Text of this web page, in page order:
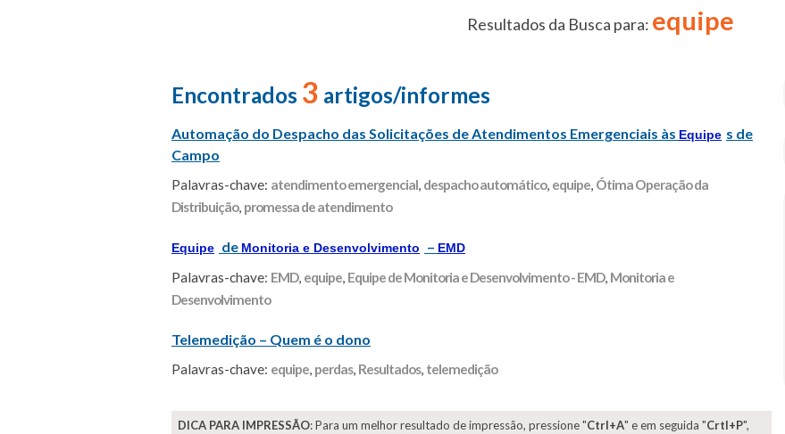
Resultados da Busca para: equipe
Encontrados 3 artigos/informes
Automação do Despacho das Solicitações de Atendimentos Emergenciais às Equipe s de
Campo
Palavras-chave: atendimento emergencial, despacho automático, equipe, Ótima Operação da
Distribuição, promessa de atendimento
Equipe de Monitoria e Desenvolvimento – EMD
Palavras-chave: EMD, equipe, Equipe de Monitoria e Desenvolvimento - EMD, Monitoria e
Desenvolvimento
Telemedição – Quem é o dono
Palavras-chave: equipe, perdas, Resultados, telemedição
DICA PARA IMPRESSÃO: Para um melhor resultado de impressão, pressione "Ctrl+A" e em seguida "Crtl+P",